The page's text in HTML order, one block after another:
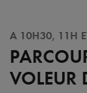
A 10H30, 11H
VOLEUR